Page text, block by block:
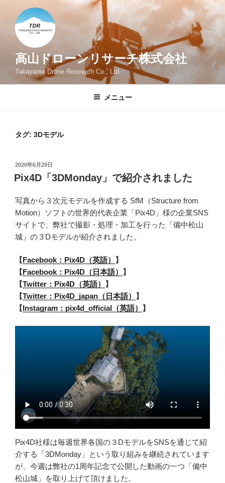
高山ドローンリサーチ株式会社
Takayama Drone Research Co., Ltd.
メニュー
タグ: 3Dモデル
投
稿
日:
2020年6月29日
Pix4D「3DMonday」で紹介されました
写真から３次元モデルを作成する SfM（Structure from
Motion）ソフトの世界的代表企業「Pix4D」様の企業SNS
サイトで、弊社で撮影・処理・加工を行った「備中松山
城」の３Dモデルが紹介されました。
【Facebook：Pix4D（英語）
】
【Facebook：Pix4D（日本語）
】
【Twitter：Pix4D（英語）
】
【Twitter：Pix4D_japan（日本語）
】
【Instagram：pix4d_official（英語） 】
Pix4D社様は毎週世界各国の３DモデルをSNSを通じて紹
介する「3DMonday」という取り組みを継続されています
が、今週は弊社の1周年記念で公開した動画の一つ「備中
松山城」を取り上げて頂けました。